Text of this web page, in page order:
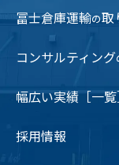
冨士倉庫運輸の取
コンサルティング
幅広い実績［一覧
採用情報